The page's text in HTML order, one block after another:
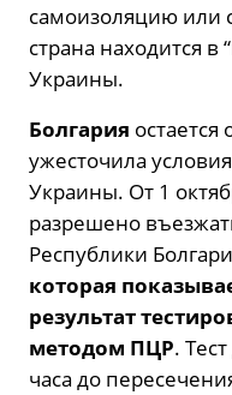
самоизоляцию или
страна находится в
Украины.
Болгария
ужесточила
Украины. От 1
разрешено
Республики
которая
результат
методом ПЦР.
часа до